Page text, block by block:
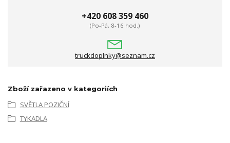
+420 608 359 460
(Po-Pá, 8-16 hod.)
truckdoplnky@seznam.cz
Zboží zařazeno v kategoriích
SVĚTLA POZIČNÍ
TYKADLA